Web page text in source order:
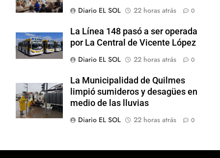
Diario EL SOL
22 horas atrás 0
La Línea 148 pasó a ser operada
por La Central de Vicente López
Diario EL SOL
22 horas atrás 0
La Municipalidad de Quilmes
limpió sumideros y desagües en
medio de las lluvias
Diario EL SOL
22 horas atrás 0